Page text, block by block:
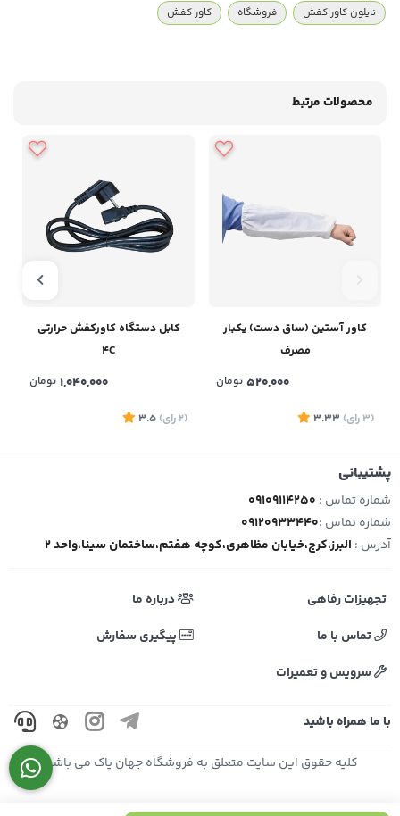
نایلون کاور کفش
فروشگاه کاور کفش
محصولات مرتبط
کاور آستین (ساق دست) یکبار
مصرف
520,000 تومان
(3 رای)
3.33
کابل دستگاه کاورکفش حرارتی
4C
1,040,000 تومان
(2 رای)
3.5
پشتیبانی
شماره تماس : 09109114250
شماره تماس :09120933440
آدرس : البرز،کرج،خیابان مظاهری،کوچه هفتم،ساختمان سینا،واحد 2
تجهیزات رفاهی
درباره ما
تماس با ما
پیگیری سفارش
سرویس و تعمیرات
با ما همراه باشید
کلیه حقوق این سایت متعلق به فروشگاه جهان پاک می باشد.